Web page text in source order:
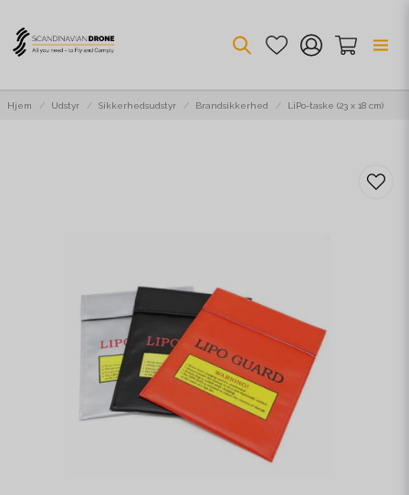
Hjem Udstyr Sikkerhedsudstyr Brandsikkerhed LiPo-taske (23 x 18 cm)